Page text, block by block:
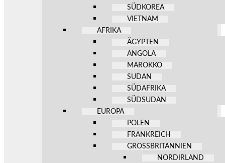
SÜDKOREA
VIETNAM
AFRIKA
ÄGYPTEN
ANGOLA
MAROKKO
SUDAN
SÜDAFRIKA
SÜDSUDAN
EUROPA
POLEN
FRANKREICH
GROSSBRITANNIEN
NORDIRLAND